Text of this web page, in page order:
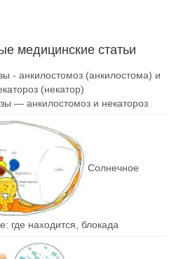
медицинские статьи
— анкилостомоз и некатороз
Солнечное
где находится, блокада